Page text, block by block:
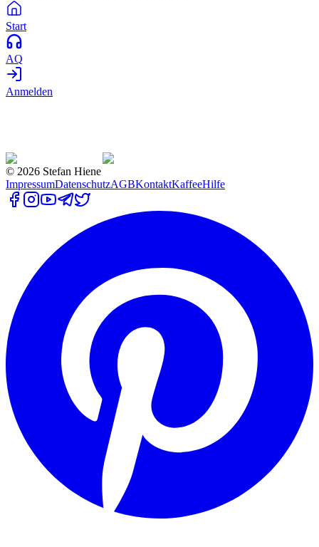
Start
AQ
Anmelden
© 2026 Stefan Hiene
ImpressumDatenschutzAGBKontaktKaffeeHilfe